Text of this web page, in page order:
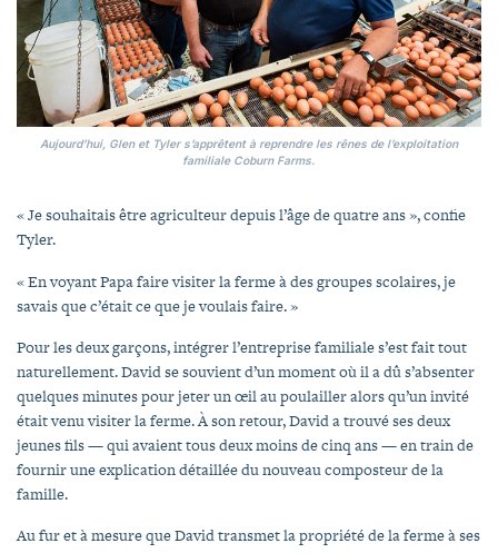
Aujourd’hui, Glen et Tyler s’apprêtent à reprendre les rênes de l’exploitation
familiale Coburn Farms.
« Je souhaitais être agriculteur depuis l’âge de quatre ans », confie
Tyler.
« En voyant Papa faire visiter la ferme à des groupes scolaires, je
savais que c’était ce que je voulais faire. »
Pour les deux garçons, intégrer l’entreprise familiale s’est fait tout
naturellement. David se souvient d’un moment où il a dû s’absenter
quelques minutes pour jeter un œil au poulailler alors qu’un invité
était venu visiter la ferme. À son retour, David a trouvé ses deux
jeunes fils — qui avaient tous deux moins de cinq ans — en train de
fournir une explication détaillée du nouveau composteur de la
famille.
Au fur et à mesure que David transmet la propriété de la ferme à ses